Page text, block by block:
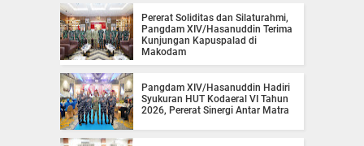
Pererat Soliditas dan Silaturahmi,
Pangdam XIV/Hasanuddin Terima
Kunjungan Kapuspalad di
Makodam
Pangdam XIV/Hasanuddin Hadiri
Syukuran HUT Kodaeral VI Tahun
2026, Pererat Sinergi Antar Matra